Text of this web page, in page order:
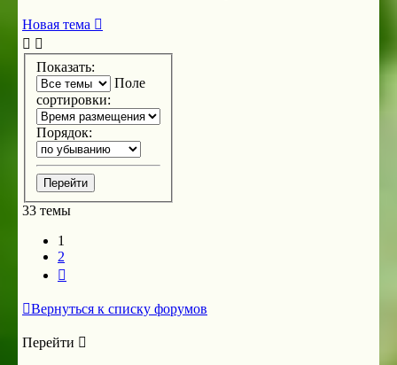
Новая тема
Показать:
Поле
сортировки:
Порядок:
33 темы
1
2
Вернуться к списку форумов
Перейти